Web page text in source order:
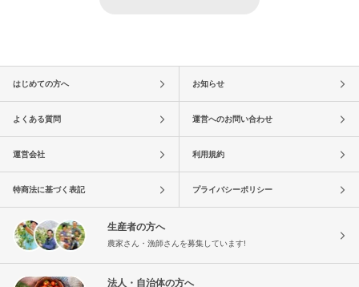
はじめての方へ お知らせ
よくある質問 運営へのお問い合わせ
運営会社 利用規約
特商法に基づく表記 プライバシーポリシー
生産者の方へ
農家さん・漁師さんを募集しています!
法人・自治体の方へ